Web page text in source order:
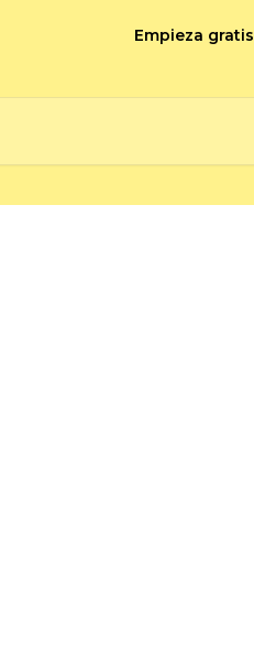
Empieza gratis